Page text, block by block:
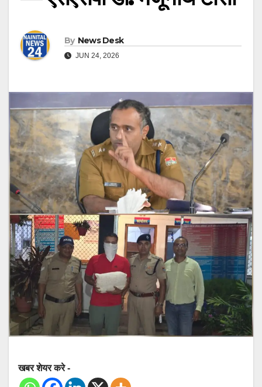
By News Desk
JUN 24, 2026
खबर शेयर करे -